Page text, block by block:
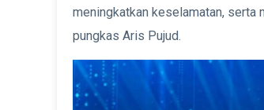
meningkatkan keselamatan, serta
pungkas Aris Pujud.